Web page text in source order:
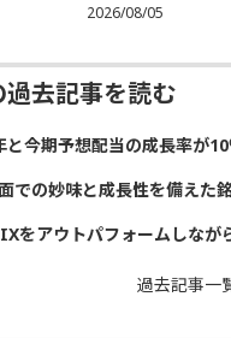
2026/08/05
過去記事を読む
と今期予想配当の成長率が
での妙味と成長性を備えた
をアウトパフォームしな
過去記事一